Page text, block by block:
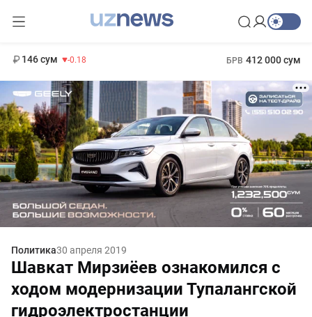
146 сум -0.18 БРВ 412 000 сум
Политика30 апреля 2019
Шавкат Мирзиёев ознакомился с
ходом модернизации Тупалангской
гидроэлектростанции